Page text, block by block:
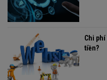
Chi
tiền?